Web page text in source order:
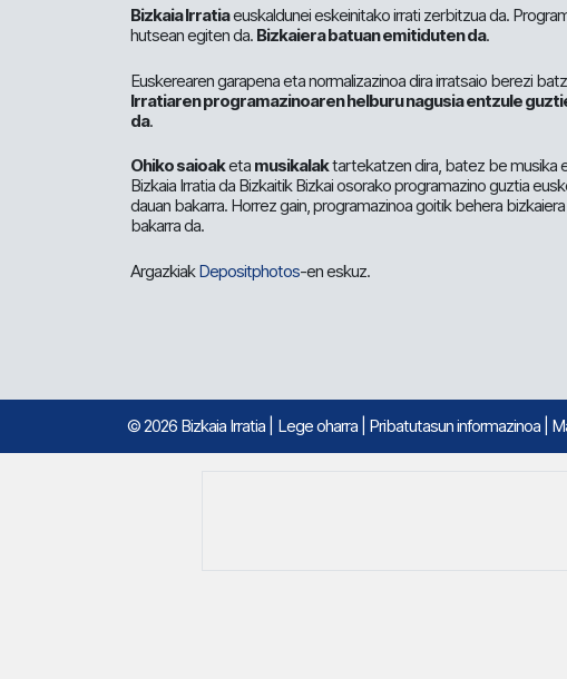
Bizkaia Irratiaeuskaldunei eskeinitako irrati zerbitzua da.
hutsean egiten da. Bizkaiera batuan emitiduten da.
Euskerearen garapena eta normalizazinoa dira irratsaio berezi
Irratiaren programazinoaren helburu nagusia entzule
da.
Ohiko saioaketa musikalaktartekatzen dira, batez be musika
Bizkaia Irratia da Bizkaitik Bizkai osorako programazino guztia
dauan bakarra. Horrez gain, programazinoa goitik behera
bakarra da.
ArgazkiakDepositphotos-en eskuz.
© 2026 Bizkaia Irratia Lege oharra Pribatutasun informazinoa |